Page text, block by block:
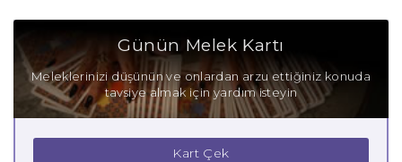
Günün Melek Kartı
Meleklerinizi düşünün ve onlardan arzu ettiğiniz konuda
tavsiye almak için yardım isteyin
Kart Çek